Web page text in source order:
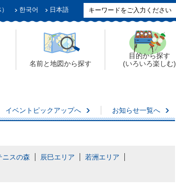
한국어 日本語
名前と地図から探す
目的から探す
(いろいろ楽しむ)
イベントピックアップへ お知らせ一覧へ
ニスの森 辰巳エリア
若洲エリア